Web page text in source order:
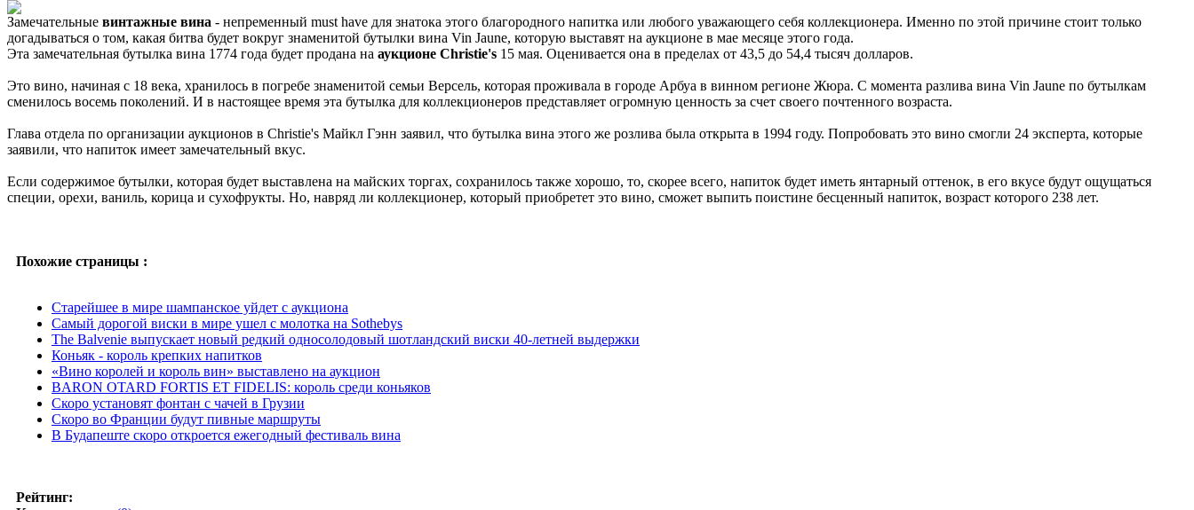
Замечательные винтажные вина - непременный must have для знатока этого благородного напитка или любого уважающего себя коллекционера. Именно по этой причине стоит только
догадываться о том, какая битва будет вокруг знаменитой бутылки вина Vin Jaune, которую выставят на аукционе в мае месяце этого года.
Эта замечательная бутылка вина 1774 года будет продана на аукционе Christie's 15 мая. Оценивается она в пределах от 43,5 до 54,4 тысяч долларов.
Это вино, начиная с 18 века, хранилось в погребе знаменитой семьи Версель, которая проживала в городе Арбуа в винном регионе Жюра. С момента разлива вина Vin Jaune по бутылкам
сменилось восемь поколений. И в настоящее время эта бутылка для коллекционеров представляет огромную ценность за счет своего почтенного возраста.
Глава отдела по организации аукционов в Christie's Майкл Гэнн заявил, что бутылка вина этого же розлива была открыта в 1994 году. Попробовать это вино смогли 24 эксперта, которые
заявили, что напиток имеет замечательный вкус.
Если содержимое бутылки, которая будет выставлена на майских торгах, сохранилось также хорошо, то, скорее всего, напиток будет иметь янтарный оттенок, в его вкусе будут ощущаться
специи, орехи, ваниль, корица и сухофрукты. Но, навряд ли коллекционер, который приобретет это вино, сможет выпить поистине бесценный напиток, возраст которого 238 лет.
Похожие страницы :
Старейшее в мире шампанское уйдет с аукциона
Самый дорогой виски в мире ушел с молотка на Sothebys
The Balvenie выпускает новый редкий односолодовый шотландский виски 40-летней выдержки
Коньяк - король крепких напитков
«Вино королей и король вин» выставлено на аукцион
BARON OTARD FORTIS ET FIDELIS: король среди коньяков
Скоро установят фонтан с чачей в Грузии
Скоро во Франции будут пивные маршруты
В Будапеште скоро откроется ежегодный фестиваль вина
Рейтинг: